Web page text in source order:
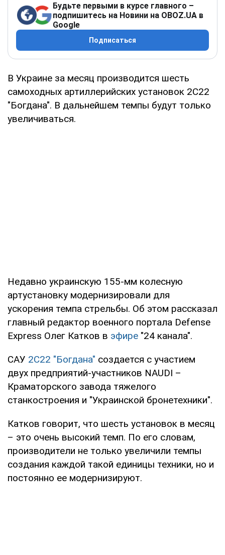
Будьте первыми в курсе главного –
подпишитесь на Новини на OBOZ.UA в
Google
Подписаться
В Украине за месяц производится шесть
самоходных артиллерийских установок 2С22
"Богдана". В дальнейшем темпы будут только
увеличиваться.
Недавно украинскую 155-мм колесную
артустановку модернизировали для
ускорения темпа стрельбы. Об этом рассказал
главный редактор военного портала Defense
Express Олег Катков в эфире "24 канала".
САУ 2С22 "Богдана" создается с участием
двух предприятий-участников NAUDI –
Краматорского завода тяжелого
станкостроения и "Украинской бронетехники".
Катков говорит, что шесть установок в месяц
– это очень высокий темп. По его словам,
производители не только увеличили темпы
создания каждой такой единицы техники, но и
постоянно ее модернизируют.